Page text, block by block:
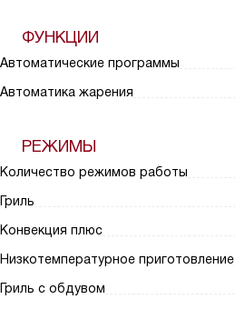
ФУНКЦИИ
Автоматические программы
Автоматика жарения
РЕЖИМЫ
Количество режимов работы
Гриль
Конвекция плюс
Низкотемпературное приготовление
Гриль с обдувом